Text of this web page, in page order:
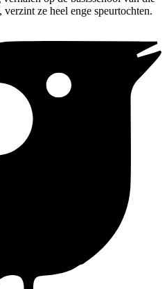
ze heel enge speurtochten.